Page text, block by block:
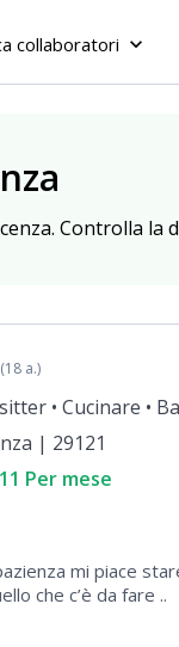
collaboratori keyboard_arrow_down
Controlla la
(18 a.)
• Cucinare •
| 29121
Per mese
mi piace
che c’è da fare ..